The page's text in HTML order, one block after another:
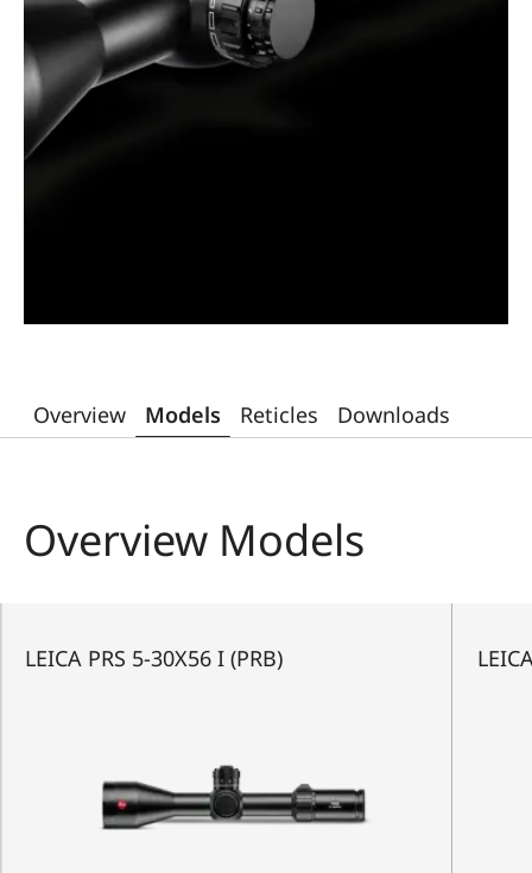
Overview Models Reticles Downloads
Overview Models
LEICA PRS 5-30X56 I (PRB)